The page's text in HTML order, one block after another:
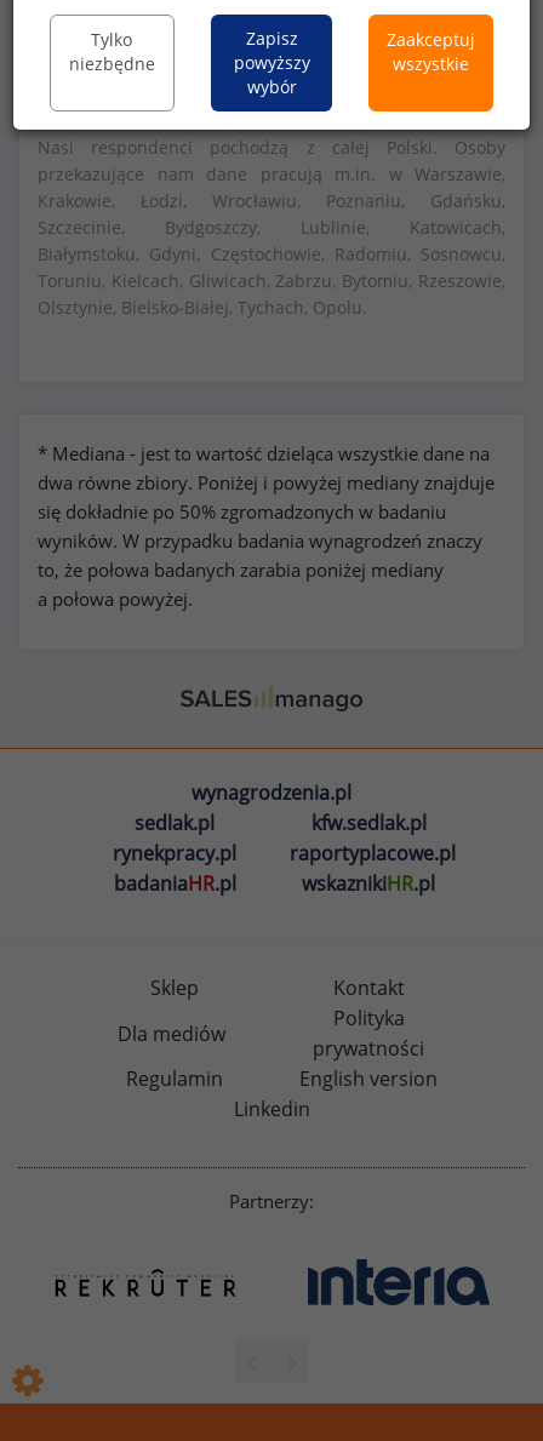
Dowiedz się więcej
Nasi respondenci pochodzą z całej Polski. Osoby
przekazujące nam dane pracują m.in. w Warszawie,
Krakowie, Łodzi, Wrocławiu, Poznaniu, Gdańsku,
Szczecinie, Bydgoszczy, Lublinie, Katowicach,
Białymstoku, Gdyni, Częstochowie, Radomiu, Sosnowcu,
Toruniu, Kielcach, Gliwicach, Zabrzu, Bytomiu, Rzeszowie,
Olsztynie, Bielsko-Białej, Tychach, Opolu.
* Mediana - jest to wartość dzieląca wszystkie dane na
dwa równe zbiory. Poniżej i powyżej mediany znajduje
się dokładnie po 50% zgromadzonych w badaniu
wyników. W przypadku badania wynagrodzeń znaczy
to, że połowa badanych zarabia poniżej mediany
a połowa powyżej.
wynagrodzenia.pl
sedlak.pl
kfw.sedlak.pl
rynekpracy.pl
raportyplacowe.pl
badaniaHR.pl wskaznikiHR.pl
Sklep
Kontakt
Dla mediów
Polityka
prywatności
Regulamin
English version
Linkedin
Partnerzy:
Tylko
niezbędne
Zapisz
powyższy
wybór
Zaakceptuj
wszystkie